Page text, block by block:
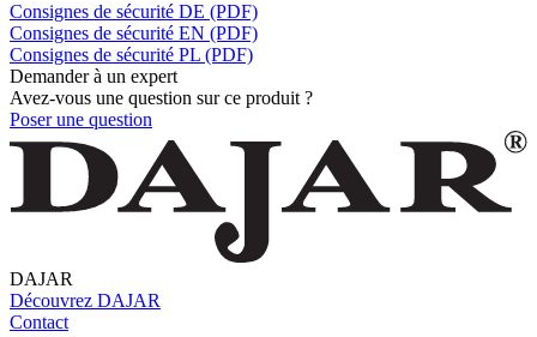
Consignes de sécurité DE (PDF)
Consignes de sécurité EN (PDF)
Consignes de sécurité PL (PDF)
Demander à un expert
Avez-vous une question sur ce produit ?
Poser une question
DAJAR
Découvrez DAJAR
Contact